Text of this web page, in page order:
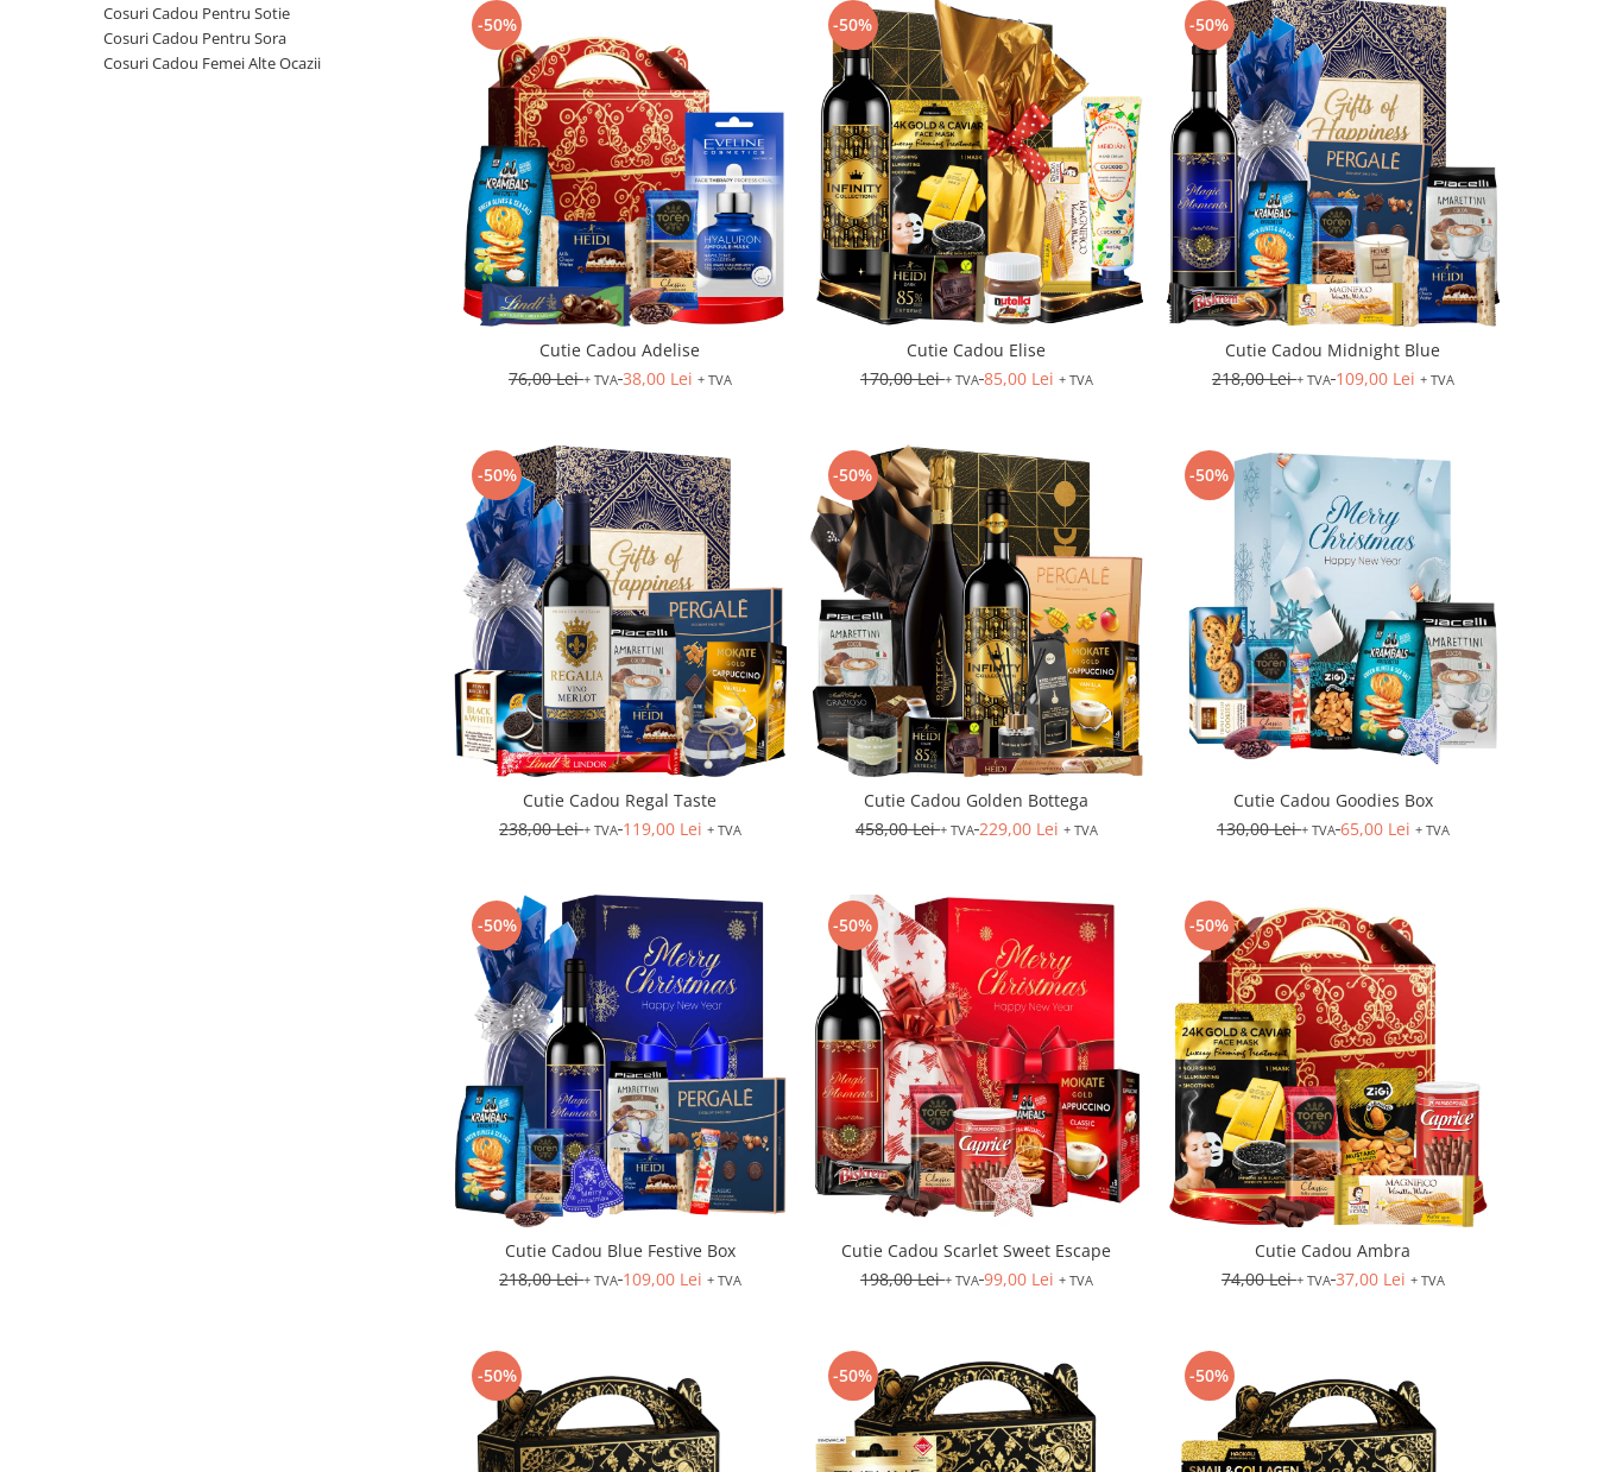
Cosuri Cadou Pentru Sotie
Cosuri Cadou Pentru Sora
Cosuri Cadou Femei Alte Ocazii
-50%
Cutie Cadou Adelise
76,00 Lei+ TVA 38,00 Lei + TVA
-50%
Cutie Cadou Elise
170,00 Lei+ TVA 85,00 Lei + TVA
-50%
Cutie Cadou Midnight Blue
218,00 Lei+ TVA 109,00 Lei + TVA
-50%
Cutie Cadou Regal Taste
238,00 Lei+ TVA 119,00 Lei + TVA
-50%
Cutie Cadou Golden Bottega
458,00 Lei+ TVA 229,00 Lei + TVA
-50%
Cutie Cadou Goodies Box
130,00 Lei+ TVA 65,00 Lei + TVA
-50%
Cutie Cadou Blue Festive Box
218,00 Lei+ TVA 109,00 Lei + TVA
-50%
Cutie Cadou Scarlet Sweet Escape
198,00 Lei+ TVA 99,00 Lei + TVA
-50%
Cutie Cadou Ambra
74,00 Lei+ TVA 37,00 Lei + TVA
-50% -50% -50%